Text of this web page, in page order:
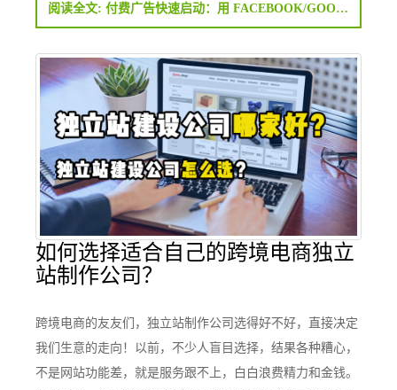
阅读全文: 付费广告快速启动：用 FACEBOOK/GOOGLE/TIKTOK 广告获取独立站首批客户
如何选择适合自己的跨境电商独立
站制作公司？
跨境电商的友友们，独立站制作公司选得好不好，直接决定
我们生意的走向！以前，不少人盲目选择，结果各种糟心，
不是网站功能差，就是服务跟不上，白白浪费精力和金钱。